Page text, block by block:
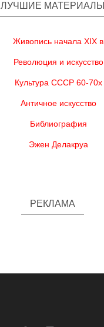
ЛУЧШИЕ МАТЕРИАЛЫ
Живопись начала XIX в
Революция и искусство
Культура СССР 60-70х
Античное искусство
Библиография
Эжен Делакруа
РЕКЛАМА